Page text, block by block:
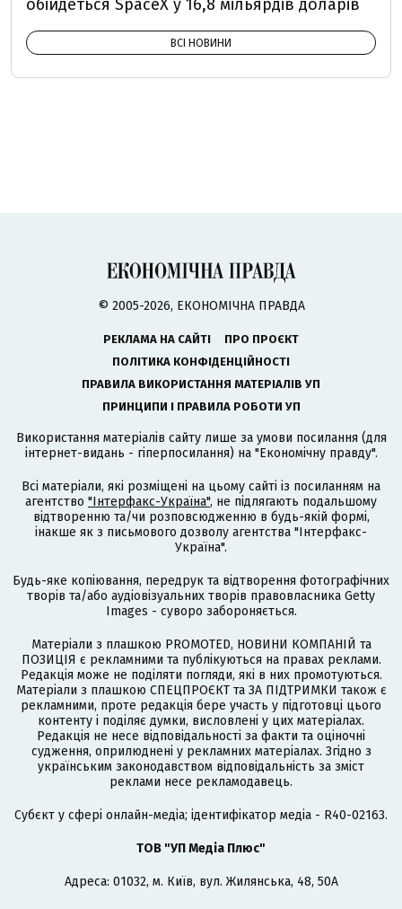
обійдеться SpaceX у 16,8 мільярдів доларів
ВСІ НОВИНИ
© 2005-2026, ЕКОНОМІЧНА ПРАВДА
РЕКЛАМА НА САЙТІ
ПРО ПРОЄКТ
ПОЛІТИКА КОНФІДЕНЦІЙНОСТІ
ПРАВИЛА ВИКОРИСТАННЯ МАТЕРІАЛІВ УП
ПРИНЦИПИ І ПРАВИЛА РОБОТИ УП
Використання матеріалів сайту лише за умови посилання (для
інтернет-видань - гіперпосилання) на "Економічну правду".
Всі матеріали, які розміщені на цьому сайті із посиланням на
агентство "Інтерфакс-Україна", не підлягають подальшому
відтворенню та/чи розповсюдженню в будь-якій формі,
інакше як з письмового дозволу агентства "Інтерфакс-
Україна".
Будь-яке копіювання, передрук та відтворення фотографічних
творів та/або аудіовізуальних творів правовласника Getty
Images - суворо забороняється.
Матеріали з плашкою PROMOTED, НОВИНИ КОМПАНІЙ та
ПОЗИЦІЯ є рекламними та публікуються на правах реклами.
Редакція може не поділяти погляди, які в них промотуються.
Матеріали з плашкою СПЕЦПРОЄКТ та ЗА ПІДТРИМКИ також є
рекламними, проте редакція бере участь у підготовці цього
контенту і поділяє думки, висловлені у цих матеріалах.
Редакція не несе відповідальності за факти та оціночні
судження, оприлюднені у рекламних матеріалах. Згідно з
українським законодавством відповідальність за зміст
реклами несе рекламодавець.
Cубєкт у сфері онлайн-медіа; ідентифікатор медіа - R40-02163.
ТОВ "УП Медіа Плюс"
Адреса: 01032, м. Київ, вул. Жилянська, 48, 50А